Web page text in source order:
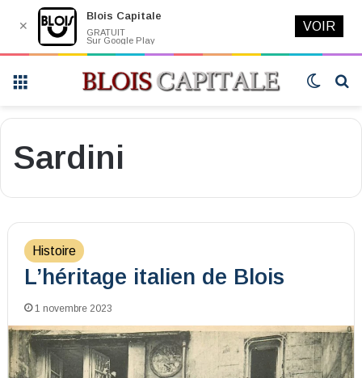
Switch
Sardini
Histoire
L’héritage italien de Blois
1 novembre 2023
✕
Blois Capitale
GRATUIT
Sur Google Play
VOIR